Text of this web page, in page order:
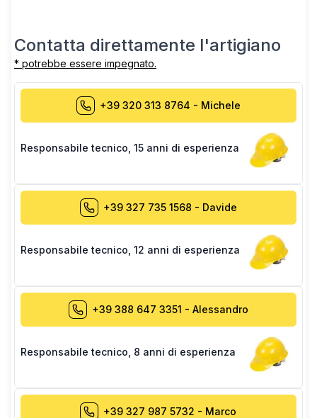
Contatta direttamente l'artigiano
* potrebbe essere impegnato.
+39 320 313 8764 - Michele
Responsabile tecnico 15 anni di esperienza
+39 327 735 1568 - Davide
Responsabile tecnico 12 anni di esperienza
+39 388 647 3351 - Alessandro
Responsabile tecnico 8 anni di esperienza
+39 327 987 5732 - Marco